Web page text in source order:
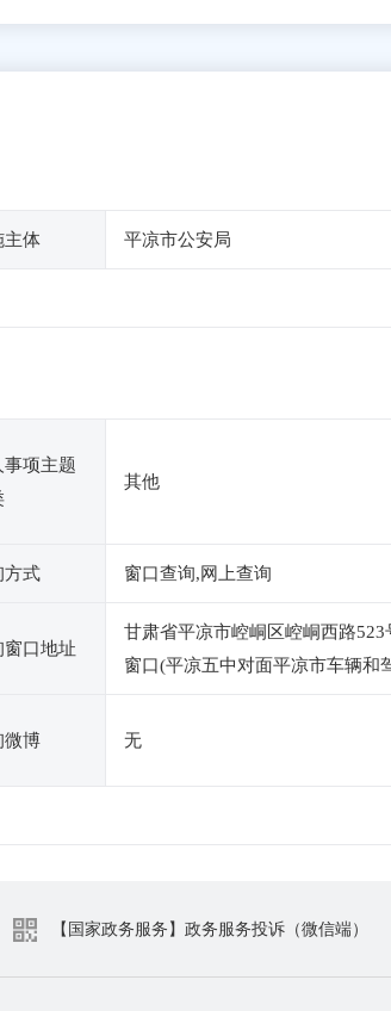
主体 平凉市公安局
事项主题
其他
方式 窗口查询,网上查询
窗口地址
甘肃省平凉市崆峒区崆峒西路
窗口(平凉五中对面平凉市车辆和
微博 无
【国家政务服务】政务服务投诉（微信端）